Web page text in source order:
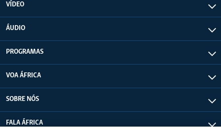
VÍDEO
ÁUDIO
PROGRAMAS
VOA ÁFRICA
SOBRE NÓS
FALA ÁFRICA